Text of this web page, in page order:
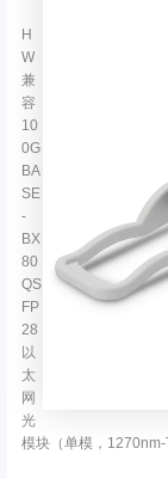
H
W
兼
容
10
0G
BA
SE
-
BX
80
QS
FP
28
以
太
网
光
模块（单模，